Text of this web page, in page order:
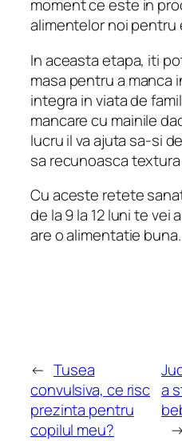
moment ce este in
alimentelor noi pentru
In aceasta etapa, iti
masa pentru a manca
integra in viata de
mancare cu mainile
lucru il va ajuta sa-si
sa recunoasca
Cu aceste retete
de la 9 la 12 luni te vei
are o alimentatie buna.
← Tusea
convulsiva, ce risc
prezinta pentru
copilul meu?
a
→